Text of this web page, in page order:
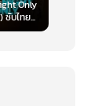
Only
ซับไทย...